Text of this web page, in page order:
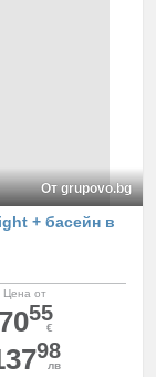
От grupovo.bg
+ басейн в
Цена от
7055
€
98
лв